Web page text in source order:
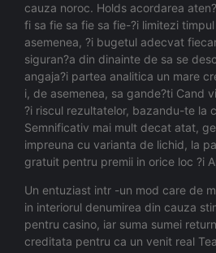
cauza noroc. Holds acordarea
fi sa fie sa fie sa fie-?i limitezi
asemenea, ?i bugetul adecvat
siguran?a din dinainte de sa se
angaja?i partea analitica un mare
i, de asemenea, sa gande?ti Cand
?i riscul rezultatelor, bazandu-te la
Semnificativ mai mult decat atat,
impreuna cu varianta de lichid, la
gratuit pentru premii in orice loc ?i
Un entuziast intr -un mod care de
in interiorul denumirea din cauza
pentru casino, iar suma sumei
creditata pentru ca un venit real